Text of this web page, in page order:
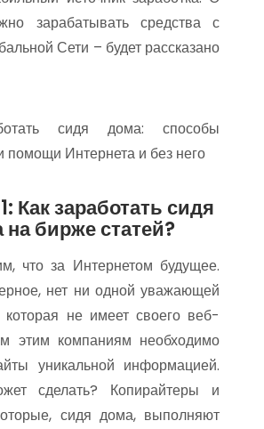
зарабатывать средства с
Сети – будет рассказано
Как заработать сидя
бирже статей?
что за Интернетом будущее.
нет ни одной уважающей
не имеет своего веб-
этим компаниям необходимо
уникальной информацией.
сделать? Копирайтеры и
сидя дома, выполняют